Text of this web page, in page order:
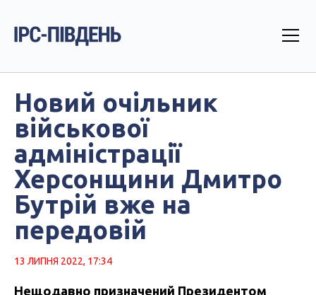
Новий очільник
військової
адміністрації
Херсонщини Дмитро
Бутрій вже на
передовій
13 ЛИПНЯ 2022, 17:34
Нещодавно призначений Президентом